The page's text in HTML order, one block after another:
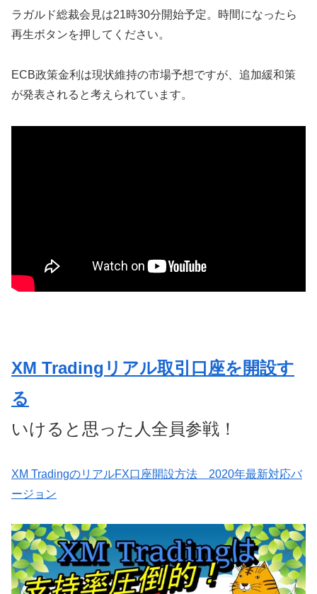
ラガルド総裁会見は21時30分開始予定。時間になったら
再生ボタンを押してください。
ECB政策金利は現状維持の市場予想ですが、追加緩和策
が発表されると考えられています。
XM Tradingリアル取引口座を開設す
る
いけると思った人全員参戦！
XM TradingのリアルFX口座開設方法 2020年最新対応バ
ージョン